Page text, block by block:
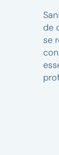
de
se